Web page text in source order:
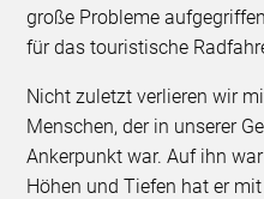
große Probleme
für das touristische
Nicht zuletzt verlieren wir
Menschen, der in unserer
Ankerpunkt war. Auf ihn
Höhen und Tiefen hat er